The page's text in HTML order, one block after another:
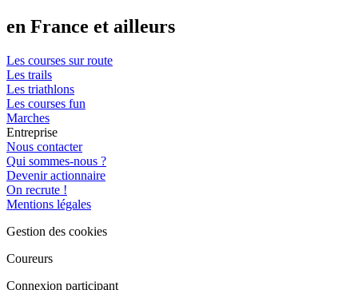
en France et ailleurs
Les courses sur route
Les trails
Les triathlons
Les courses fun
Marches
Entreprise
Nous contacter
Qui sommes-nous ?
Devenir actionnaire
On recrute !
Mentions légales
Gestion des cookies
Coureurs
Connexion participant